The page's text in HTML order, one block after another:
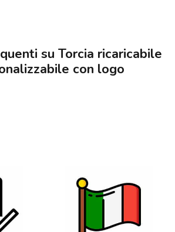
su Torcia ricaricabile
con logo